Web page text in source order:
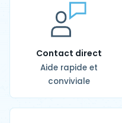
Contact direct
Aide rapide et
conviviale